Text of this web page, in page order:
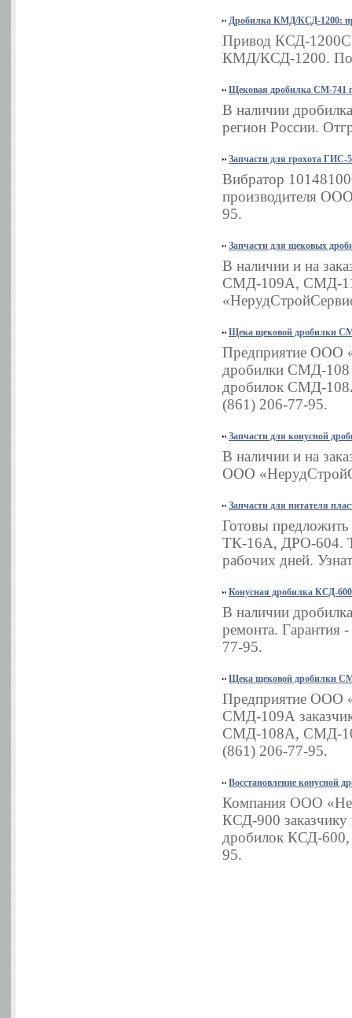
Дробилка КМД/КСД-1200:
Привод КСД-1200С
КМД/КСД-1200.
Щековая дробилка СМ-741
В наличии
регион России.
Запчасти для грохота ГИС-
Вибратор
производителя
95.
Запчасти для щековых
В наличии и на
СМД-109А, СМД-
Щека щековой дробилки
Предприятие ООО
дробилки СМД-108
дробилок СМД-
(861) 206-77-95.
Запчасти для конусной
В наличии и на
ООО
Запчасти для питателя
Готовы
ТК-16А, ДРО-604.
рабочих дней.
Конусная дробилка КСД-
В наличии
ремонта. Гарантия
77-95.
Щека щековой дробилки
Предприятие ООО
СМД-109А
СМД-108А, СМД-
(861) 206-77-95.
Восстановление конусной
Компания ООО
КСД-900 заказчику
дробилок КСД-600,
95.